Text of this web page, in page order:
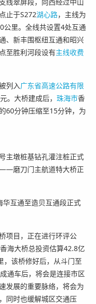
止于S272湖心路，主线为
公里。全线共设置4处互通
、新丰围枢纽互通和昭兴
至胜利河段设有主线收费
列入广东省高速公路有限
。大桥建成后， 珠海市香
60分钟压缩至15分钟，为
主墩桩基钻孔灌注桩正式
磨刀门主航道特大桥正
互通至造贝互通段正式
项目，正在进行环评公
海大桥总投资估算42.8亿
，该桥修好后，从斗门至
通车后，将会是连接市区
发展的重要脉络，将会为
同时也缓解城区交通压